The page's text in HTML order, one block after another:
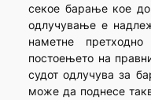
секое барање кое
одлучување е
наметне
постоењето на
судот одлучува за
може да поднесе